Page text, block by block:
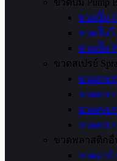
ขวดปั๊ม Pump
ขวดปั๊ม
ขวดปั๊มโ
ขวดปั๊ม
ขวดสเปรย์
ขวดสเปร
ขวดสเปร
ขวดสเปร
ขวดสเปร
ขวดพลาสติกอื่น
ขวดฝาถ้ว